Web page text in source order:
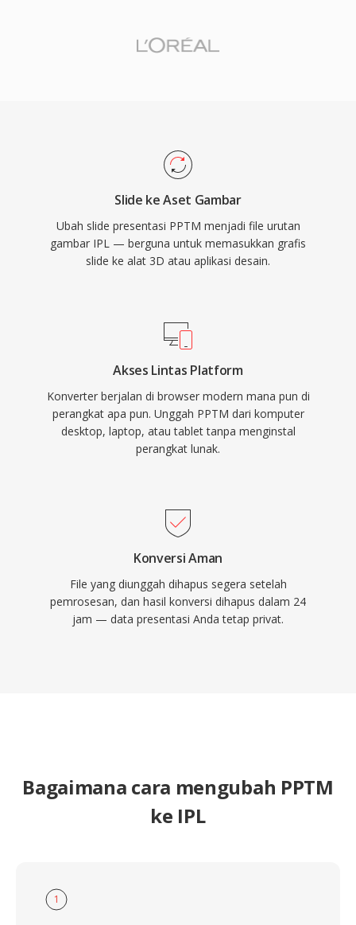
Slide ke Aset Gambar
Ubah slide presentasi PPTM menjadi file urutan
gambar IPL — berguna untuk memasukkan grafis
slide ke alat 3D atau aplikasi desain.
Akses Lintas Platform
Konverter berjalan di browser modern mana pun di
perangkat apa pun. Unggah PPTM dari komputer
desktop, laptop, atau tablet tanpa menginstal
perangkat lunak.
Konversi Aman
File yang diunggah dihapus segera setelah
pemrosesan, dan hasil konversi dihapus dalam 24
jam — data presentasi Anda tetap privat.
Bagaimana cara mengubah PPTM
ke IPL
1